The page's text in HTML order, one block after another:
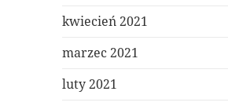
kwiecień 2021
marzec 2021
luty 2021